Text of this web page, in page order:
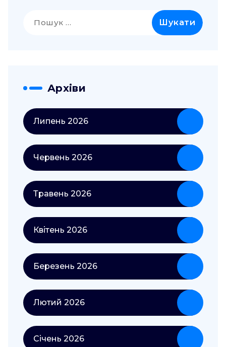
Архіви
Липень 2026
Червень 2026
Травень 2026
Квітень 2026
Березень 2026
Лютий 2026
Січень 2026